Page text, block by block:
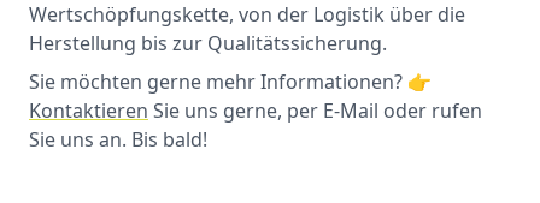
Wertschöpfungskette, von der Logistik über die
Herstellung bis zur Qualitätssicherung.
Sie möchten gerne mehr Informationen? 👉
Kontaktieren Sie uns gerne, per E-Mail oder rufen
Sie uns an. Bis bald!